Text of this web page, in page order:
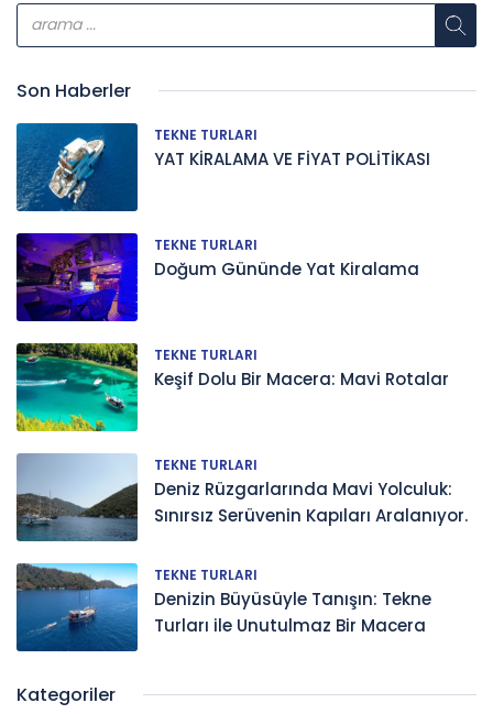
Son Haberler
TEKNE TURLARI
YAT KİRALAMA VE FİYAT POLİTİKASI
TEKNE TURLARI
Doğum Gününde Yat Kiralama
TEKNE TURLARI
Keşif Dolu Bir Macera: Mavi Rotalar
TEKNE TURLARI
Deniz Rüzgarlarında Mavi Yolculuk:
Sınırsız Serüvenin Kapıları Aralanıyor.
TEKNE TURLARI
Denizin Büyüsüyle Tanışın: Tekne
Turları ile Unutulmaz Bir Macera
Kategoriler